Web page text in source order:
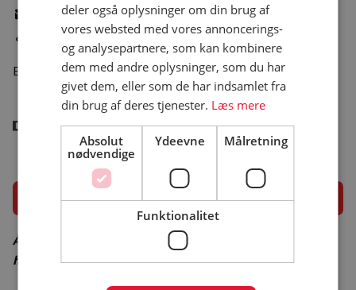
Skriv e-mail
Gå til pladsens hjemmeside
Er medlem af
Åbningsperiode
Åbningsperiode er vejledende – besøg campingpladsens
hjemmeside for korrekt åbningsperiode
deler også oplysninger om din brug af
vores websted med vores annoncerings-
og analysepartnere, som kan kombinere
dem med andre oplysninger, som du har
givet dem, eller som de har indsamlet fra
din brug af deres tjenester. Læs mere
Absolut
nødvendige
Ydeevne Målretning
Funktionalitet